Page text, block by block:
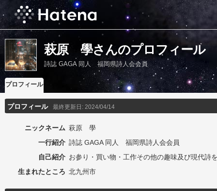
萩原 學さんのプロフィール
詩誌 GAGA 同人 福岡県詩人会会員
プロフィール
プロフィール 最終更新日: 2024/04/14
ニックネーム 萩原 學
一行紹介 詩誌 GAGA 同人 福岡県詩人会会員
自己紹介 お参り・買い物・工作その他の趣味及び現代詩
生まれたところ 北九州市